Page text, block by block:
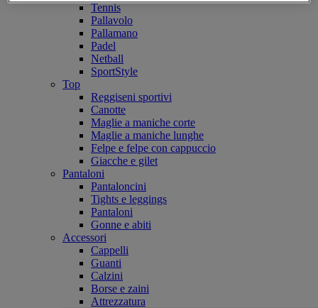
Tennis
Pallavolo
Pallamano
Padel
Netball
SportStyle
Top
Reggiseni sportivi
Canotte
Maglie a maniche corte
Maglie a maniche lunghe
Felpe e felpe con cappuccio
Giacche e gilet
Pantaloni
Pantaloncini
Tights e leggings
Pantaloni
Gonne e abiti
Accessori
Cappelli
Guanti
Calzini
Borse e zaini
Attrezzatura